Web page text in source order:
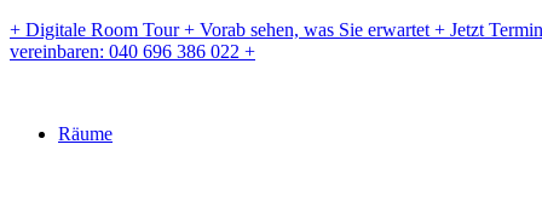
Zum
Inhalt
+ Digitale Room Tour + Vorab sehen, was Sie erwartet + Jetzt Termin
vereinbaren: 040 696 386 022 +
Räume